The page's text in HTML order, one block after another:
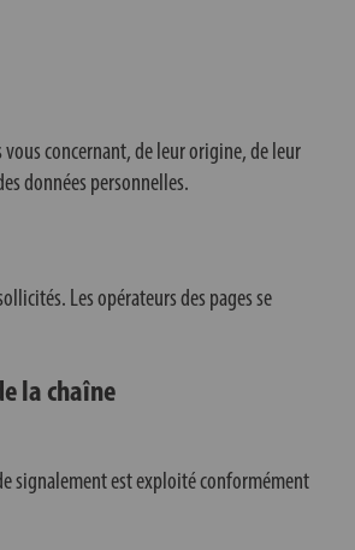
concernant, de leur origine, de leur
données personnelles.
Les opérateurs des pages se
la chaîne
signalement est exploité conformément